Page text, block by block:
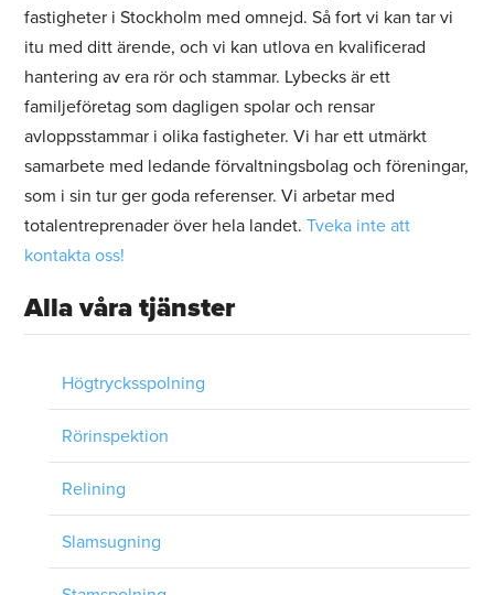
fastigheter i Stockholm med omnejd. Så fort vi kan tar vi
itu med ditt ärende, och vi kan utlova en kvalificerad
hantering av era rör och stammar. Lybecks är ett
familjeföretag som dagligen spolar och rensar
avloppsstammar i olika fastigheter. Vi har ett utmärkt
samarbete med ledande förvaltningsbolag och föreningar,
som i sin tur ger goda referenser. Vi arbetar med
totalentreprenader över hela landet.Tveka inte att
kontakta oss!
Alla våra tjänster
Högtrycksspolning
Rörinspektion
Relining
Slamsugning